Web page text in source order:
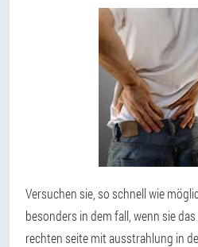
Versuchen sie, so schnell wie
besonders in dem fall, wenn sie
rechten seite mit ausstrahlung in